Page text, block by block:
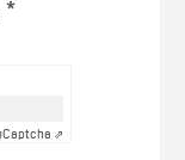
*
Captcha ⇗